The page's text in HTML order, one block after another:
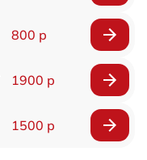
800 р
1900 р
1500 р